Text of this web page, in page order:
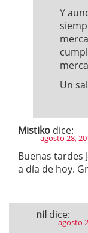
Y
Un
Mistiko dice:
agosto 28,
Buenas tardes
a día de hoy.
nil dice:
agosto